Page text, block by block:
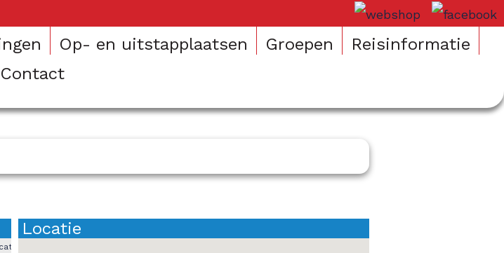
Op- en uitstapplaatsen Groepen
Reisinformatie
Contact
Locatie